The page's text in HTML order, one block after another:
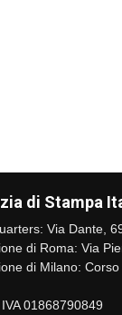
di Stampa
Via Dante,
di Roma: Via
di Milano:
01868790849